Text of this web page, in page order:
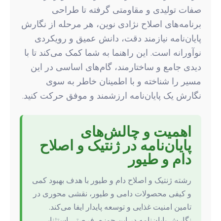
صفات تولیدی و مقاومتی گرفته تا طراحی
برنامه‌های اصلاح نژادی نوین، هر مرحله از نگارش
پایان‌نامه نیازمند دقت، دانش عمیق و رویکردی
نوآورانه است. این راهنما به شما کمک می‌کند تا با
دیدی جامع و ساختارمند، گام‌های اساسی در این
مسیر را شناخته و با اطمینان خاطر به سوی
نگارش یک پایان‌نامه ارزشمند و موفق حرکت کنید.
اهمیت و چالش‌های
پایان‌نامه در ژنتیک و اصلاح
دام و طیور
رشته ژنتیک و اصلاح دام و طیور با هدف بهبود کمی
و کیفی محصولات دامی و طیور، نقشی محوری در
تامین امنیت غذایی و توسعه پایدار ایفا می‌کند.